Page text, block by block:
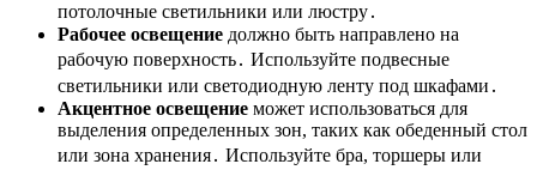
потолочные светильники или люстру․
Рабочее освещение должно быть направлено на
рабочую поверхность․ Используйте подвесные
светильники или светодиодную ленту под шкафами․
Акцентное освещение может использоваться для
выделения определенных зон, таких как обеденный стол
или зона хранения․ Используйте бра, торшеры или